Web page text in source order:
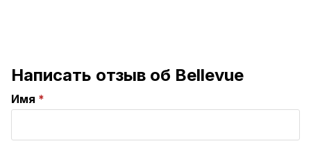
Написать отзыв об Bellevue
Имя